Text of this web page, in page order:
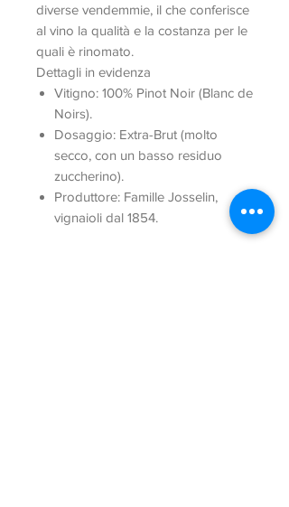
diverse vendemmie, il che conferisce
al vino la qualità e la costanza per le
quali è rinomato.
Dettagli in evidenza
Vitigno: 100% Pinot Noir (Blanc de
Noirs).
Dosaggio: Extra-Brut (molto
secco, con un basso residuo
zuccherino).
Produttore: Famille Josselin,
vignaioli dal 1854.